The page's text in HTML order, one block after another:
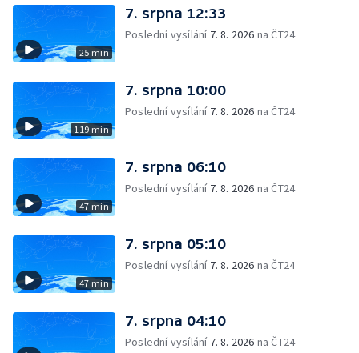
25 min
7. srpna 12:33
Poslední vysílání 7. 8. 2026 na ČT24
119 min
7. srpna 10:00
Poslední vysílání 7. 8. 2026 na ČT24
47 min
7. srpna 06:10
Poslední vysílání 7. 8. 2026 na ČT24
47 min
7. srpna 05:10
Poslední vysílání 7. 8. 2026 na ČT24
7. srpna 04:10
Poslední vysílání 7. 8. 2026 na ČT24